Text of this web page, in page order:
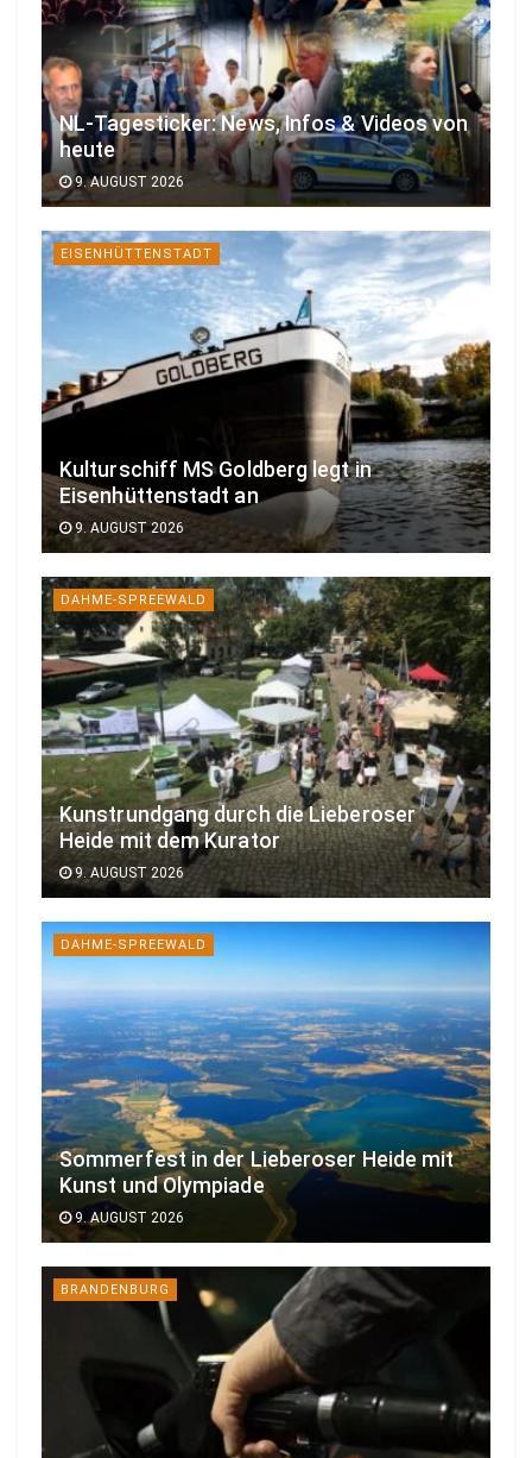
NL-Tagesticker: News, Infos & Videos von
heute
9. AUGUST 2026
EISENHÜTTENSTADT
Kulturschiff MS Goldberg legt in
Eisenhüttenstadt an
9. AUGUST 2026
DAHME-SPREEWALD
Kunstrundgang durch die Lieberoser
Heide mit dem Kurator
9. AUGUST 2026
DAHME-SPREEWALD
Sommerfest in der Lieberoser Heide mit
Kunst und Olympiade
9. AUGUST 2026
BRANDENBURG